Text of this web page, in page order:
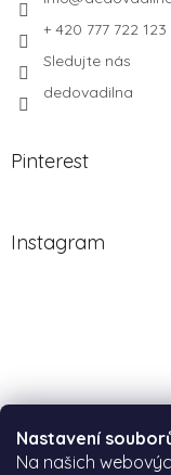
Nastavení
Na našich
+ 420 777 722 123
Sledujte nás
dedovadilna
Pinterest
Instagram